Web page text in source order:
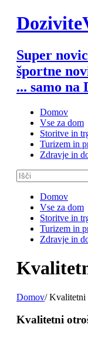
Skip
to
Super
športne
... samo na
Domov
Vse za dom
Storitve in
Turizem in
Zdravje in
Domov
Vse za dom
Storitve in
Turizem in
Zdravje in
Domov/Kvalitetni
Kvalitetni